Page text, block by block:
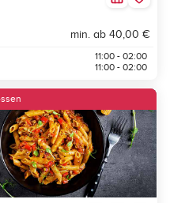
min. ab 40,00 €
11:00 - 02:00
11:00 - 02:00